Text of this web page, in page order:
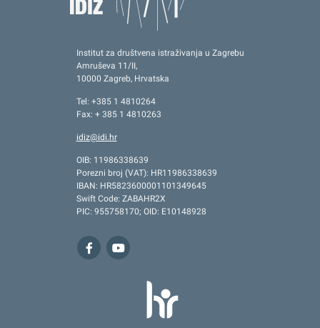
Institut za društvena istraživanja u Zagrebu
Amruševa 11/II,
10000 Zagreb, Hrvatska
Tel: +385 1 4810264
Fax: + 385 1 4810263
idiz@idi.hr
OIB: 11986338639
Porezni broj (VAT): HR11986338639
IBAN: HR5823600001101349645
Swift Code: ZABAHR2X
PIC: 955758170; OID: E10148928